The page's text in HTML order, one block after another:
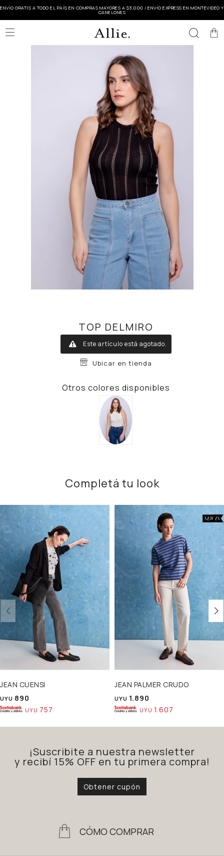
ENVÍO GRATIS A TODO EL PAÍS EN COMPRAS MAYORES A $3.000 / ENVÍO EXPRESS EN MONTEVIDEO Y
CANELONES

TOP DELMIRO
Este artículo está agotado.
Ubicar en tienda
Otros colores disponibles
Completá tu look
JEAN CUENSI
UYU 890
UYU 757
JEAN PALMER CRUDO
UYU 1.890
UYU 1.607
¡Suscribite a nuestra newsletter
y recibí 15% OFF en tu primera compra!
Obtener cupón
CÓMO COMPRAR